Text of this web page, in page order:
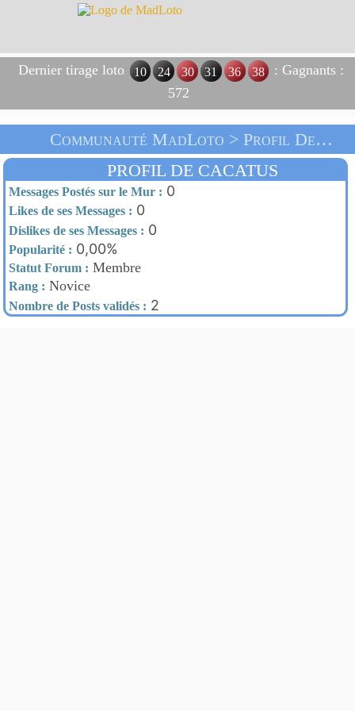
Dernier tirage loto 10 24 30 31 36 38
: Gagnants :
572
Communauté MadLoto > Profil De Cacatus > Accueil
PROFIL DE CACATUS
Messages Postés sur le Mur : 0
Likes de ses Messages : 0
Dislikes de ses Messages : 0
Popularité : 0,00%
Statut Forum : Membre
Rang : Novice
Nombre de Posts validés : 2